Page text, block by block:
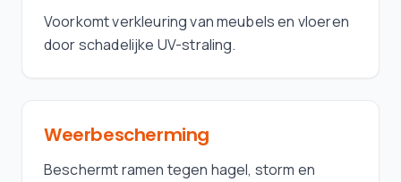
Voorkomt verkleuring van meubels en vloeren
door schadelijke UV-straling.
Weerbescherming
Beschermt ramen tegen hagel, storm en